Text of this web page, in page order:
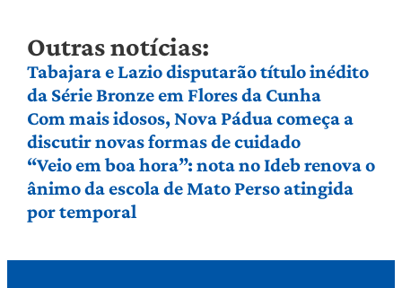
Outras notícias:
Tabajara e Lazio disputarão título inédito
da Série Bronze em Flores da Cunha
Com mais idosos, Nova Pádua começa a
discutir novas formas de cuidado
“Veio em boa hora”: nota no Ideb renova o
ânimo da escola de Mato Perso atingida
por temporal